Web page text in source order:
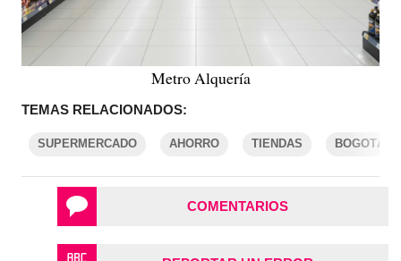
Metro Alquería
TEMAS RELACIONADOS:
SUPERMERCADO AHORRO TIENDAS BOGOTÁ
COMENTARIOS